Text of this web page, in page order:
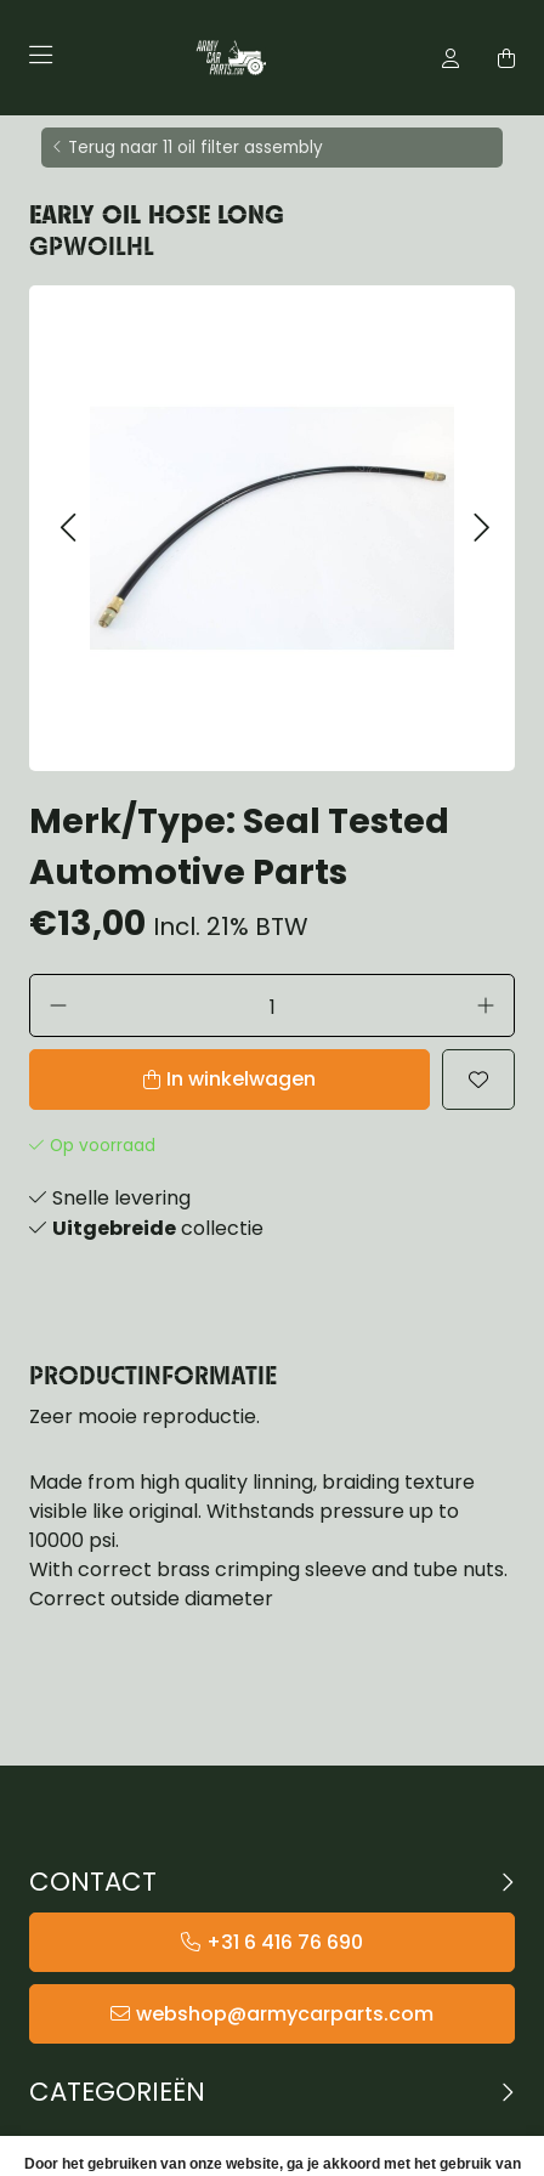
Terug naar 11 oil filter assembly
EARLY OIL HOSE LONG
GPWOILHL
Merk/Type: Seal Tested
Automotive Parts
€13,00 Incl. 21% BTW
In winkelwagen
Op voorraad
Snelle levering
Uitgebreidecollectie
PRODUCTINFORMATIE
Zeer mooie reproductie.
Made from high quality linning, braiding texture
visible like original. Withstands pressure up to
10000 psi.
With correct brass crimping sleeve and tube nuts.
Correct outside diameter
CONTACT
+31 6 416 76 690
webshop@armycarparts.com
CATEGORIEËN
KLANTENSERVICE
Door het gebruiken van onze website, ga je akkoord met het gebruik van